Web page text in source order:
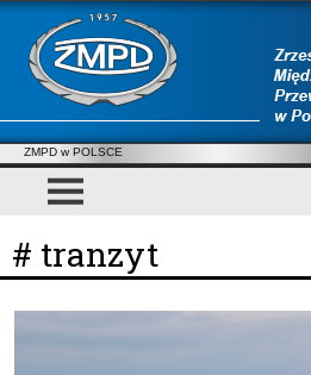
ZMPD w POLSCE
# tranzyt